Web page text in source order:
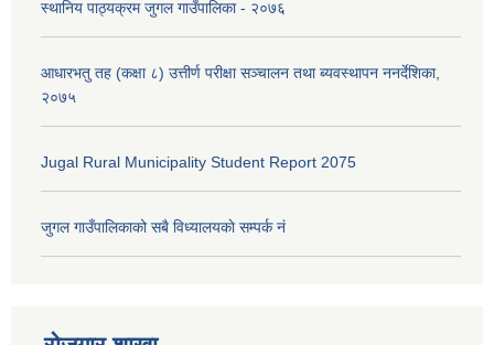
स्थानिय पाठ्यक्रम जुगल गाउँपालिका - २०७६
आधारभतु तह (कक्षा ८) उत्तीर्ण परीक्षा सञ्चालन तथा ब्यवस्थापन ननर्देशिका,
२०७५
Jugal Rural Municipality Student Report 2075
जुगल गाउँपालिकाको सबै विध्यालयकाे सम्पर्क नं